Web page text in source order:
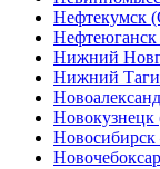
Нефтекумск
Нижний
Нижний
Новокузнецк